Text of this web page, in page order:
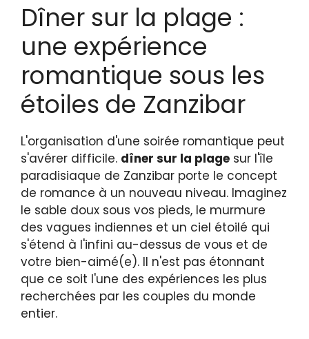
Dîner sur la plage :
une expérience
romantique sous les
étoiles de Zanzibar
L'organisation d'une soirée romantique peut
s'avérer difficile. dîner sur la plage sur l'île
paradisiaque de Zanzibar porte le concept
de romance à un nouveau niveau. Imaginez
le sable doux sous vos pieds, le murmure
des vagues indiennes et un ciel étoilé qui
s'étend à l'infini au-dessus de vous et de
votre bien-aimé(e). Il n'est pas étonnant
que ce soit l'une des expériences les plus
recherchées par les couples du monde
entier.